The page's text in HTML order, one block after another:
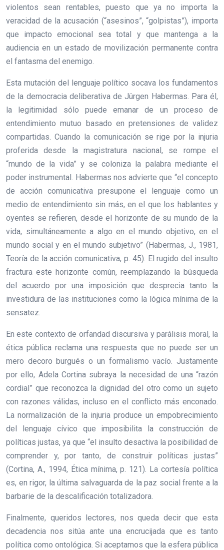
violentos sean rentables, puesto que ya no importa la
veracidad de la acusación (“asesinos”, “golpistas”), importa
que impacto emocional sea total y que mantenga a la
audiencia en un estado de movilización permanente contra
el fantasma del enemigo.
Esta mutación del lenguaje político socava los fundamentos
de la democracia deliberativa de Jürgen Habermas. Para él,
la legitimidad sólo puede emanar de un proceso de
entendimiento mutuo basado en pretensiones de validez
compartidas. Cuando la comunicación se rige por la injuria
proferida desde la magistratura nacional, se rompe el
“mundo de la vida” y se coloniza la palabra mediante el
poder instrumental. Habermas nos advierte que “el concepto
de acción comunicativa presupone el lenguaje como un
medio de entendimiento sin más, en el que los hablantes y
oyentes se refieren, desde el horizonte de su mundo de la
vida, simultáneamente a algo en el mundo objetivo, en el
mundo social y en el mundo subjetivo” (Habermas, J., 1981,
Teoría de la acción comunicativa, p. 45). El rugido del insulto
fractura este horizonte común, reemplazando la búsqueda
del acuerdo por una imposición que desprecia tanto la
investidura de las instituciones como la lógica mínima de la
sensatez.
En este contexto de orfandad discursiva y parálisis moral, la
ética pública reclama una respuesta que no puede ser un
mero decoro burgués o un formalismo vacío. Justamente
por ello, Adela Cortina subraya la necesidad de una “razón
cordial” que reconozca la dignidad del otro como un sujeto
con razones válidas, incluso en el conflicto más enconado.
La normalización de la injuria produce un empobrecimiento
del lenguaje cívico que imposibilita la construcción de
políticas justas, ya que “el insulto desactiva la posibilidad de
comprender y, por tanto, de construir políticas justas”
(Cortina, A., 1994, Ética mínima, p. 121). La cortesía política
es, en rigor, la última salvaguarda de la paz social frente a la
barbarie de la descalificación totalizadora.
Finalmente, queridos lectores, nos queda decir que esta
decadencia nos sitúa ante una encrucijada que es tanto
política como ontológica. Si aceptamos que la esfera pública